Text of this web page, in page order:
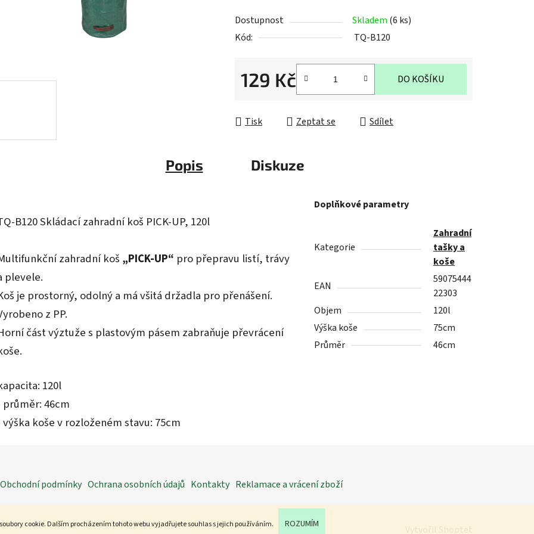
cookie. Dalším procházením tohoto webu vyjadřujete souhlas s jejich používáním. ROZUMÍM
0,0
z
hvězdiček.
Dostupnost Skladem (6 ks)
Kód:
TQ-B120
129 Kč DO KOŠÍKU
Tisk Zeptat se Sdílet
Popis Diskuze
B120Skládací zahradní koš PICK-UP, 120l
zahradní koš „PICK-UP“ pro přepravu listí, trávy
plevele.
je prostorný, odolný a má všitá držadla pro přenášení.
z PP.
část výztuže s plastovým pásem zabraňuje převrácení
120l
průměr: 46cm
výška koše v rozloženém stavu: 75cm
Doplňkové parametry
Kategorie
Zahradní
tašky a
koše
EAN
59075444
22303
Objem
120l
Výška koše
75cm
Průměr
46cm
Obchodní podmínky Ochrana osobních údajů Kontakty Reklamace a vrácení zboží
Vytvořil Shoptet